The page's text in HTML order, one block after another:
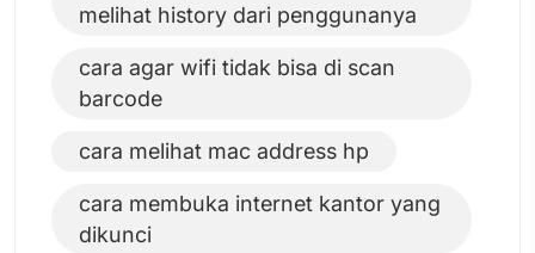
melihat history dari penggunanya
cara agar wifi tidak bisa di scan
barcode
cara melihat mac address hp
cara membuka internet kantor yang
dikunci